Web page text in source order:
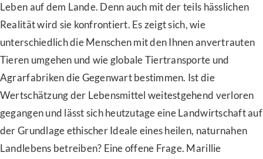
Leben auf dem Lande. Denn auch mit der teils hässlichen
Realität wird sie konfrontiert. Es zeigt sich, wie
unterschiedlich die Menschen mit den Ihnen anvertrauten
Tieren umgehen und wie globale Tiertransporte und
Agrarfabriken die Gegenwart bestimmen. Ist die
Wertschätzung der Lebensmittel weitestgehend verloren
gegangen und lässt sich heutzutage eine Landwirtschaft auf
der Grundlage ethischer Ideale eines heilen, naturnahen
Landlebens betreiben? Eine offene Frage. Marillie